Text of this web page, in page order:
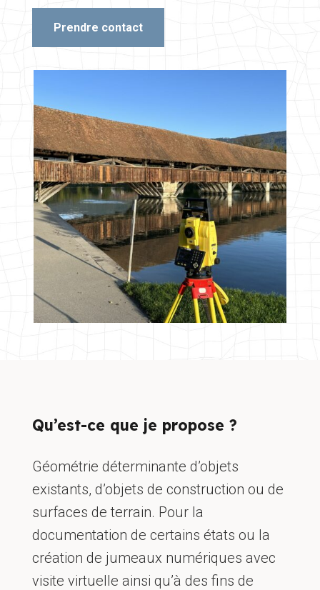
Prendre contact
Qu’est-ce que je propose ?
Géométrie déterminante d’objets
existants, d’objets de construction ou de
surfaces de terrain. Pour la
documentation de certains états ou la
création de jumeaux numériques avec
visite virtuelle ainsi qu’à des fins de